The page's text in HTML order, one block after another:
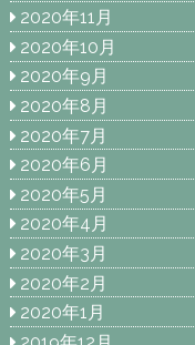
2020年11月
2020年10月
2020年9月
2020年8月
2020年7月
2020年6月
2020年5月
2020年4月
2020年3月
2020年2月
2020年1月